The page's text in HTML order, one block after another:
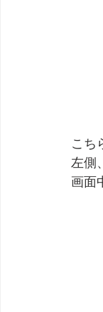
こち
左側、
画面